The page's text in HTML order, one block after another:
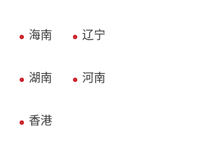
海南 辽宁
湖南 河南
香港